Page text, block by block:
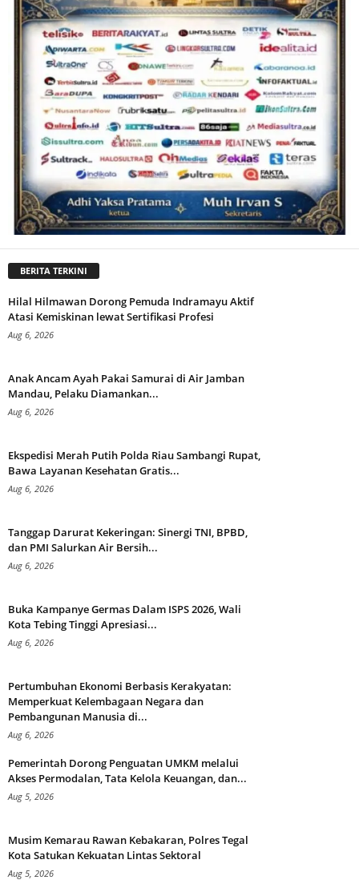
BERITA TERKINI
Hilal Hilmawan Dorong Pemuda Indramayu Aktif
Atasi Kemiskinan lewat Sertifikasi Profesi
Aug 6, 2026
Anak Ancam Ayah Pakai Samurai di Air Jamban
Mandau, Pelaku Diamankan...
Aug 6, 2026
Ekspedisi Merah Putih Polda Riau Sambangi Rupat,
Bawa Layanan Kesehatan Gratis...
Aug 6, 2026
Tanggap Darurat Kekeringan: Sinergi TNI, BPBD,
dan PMI Salurkan Air Bersih...
Aug 6, 2026
Buka Kampanye Germas Dalam ISPS 2026, Wali
Kota Tebing Tinggi Apresiasi...
Aug 6, 2026
Pertumbuhan Ekonomi Berbasis Kerakyatan:
Memperkuat Kelembagaan Negara dan
Pembangunan Manusia di...
Aug 6, 2026
Pemerintah Dorong Penguatan UMKM melalui
Akses Permodalan, Tata Kelola Keuangan, dan...
Aug 5, 2026
Musim Kemarau Rawan Kebakaran, Polres Tegal
Kota Satukan Kekuatan Lintas Sektoral
Aug 5, 2026